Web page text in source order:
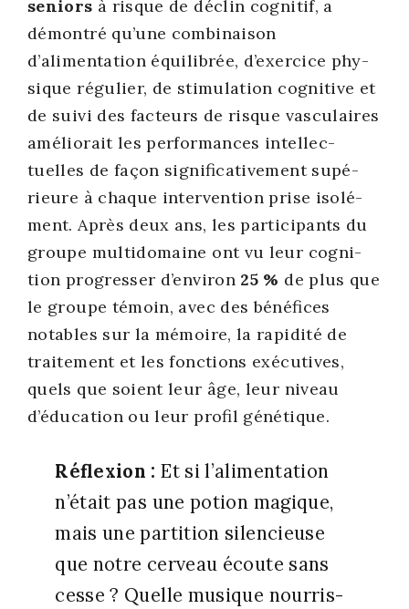
seniors à risque de déclin cog­ni­tif, a
démon­tré qu’une com­bi­nai­son
d’alimentation équi­li­brée, d’exercice phy­
sique régu­lier, de sti­mu­la­tion cog­ni­tive et
de sui­vi des fac­teurs de risque vas­cu­laires
amé­lio­rait les per­for­mances intel­lec­
tuelles de façon signi­fi­ca­ti­ve­ment supé­
rieure à chaque inter­ven­tion prise iso­lé­
ment. Après deux ans, les par­ti­ci­pants du
groupe mul­ti­do­maine ont vu leur cog­ni­
tion pro­gres­ser d’environ 25 % de plus que
le groupe témoin, avec des béné­fices
notables sur la mémoire, la rapi­di­té de
trai­te­ment et les fonc­tions exé­cu­tives,
quels que soient leur âge, leur niveau
d’éducation ou leur pro­fil géné­tique.
Réflexion :Et si l’alimentation
n’é­tait pas une potion magique,
mais une par­ti­tion silen­cieuse
que notre cer­veau écoute sans
cesse ? Quelle musique nour­ris­